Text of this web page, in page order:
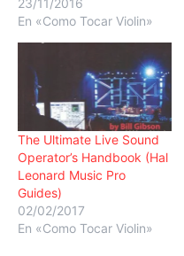
En «Como Tocar Violin»
The Ultimate Live Sound
Operator’s Handbook (Hal
Leonard Music Pro
Guides)
02/02/2017
En «Como Tocar Violin»